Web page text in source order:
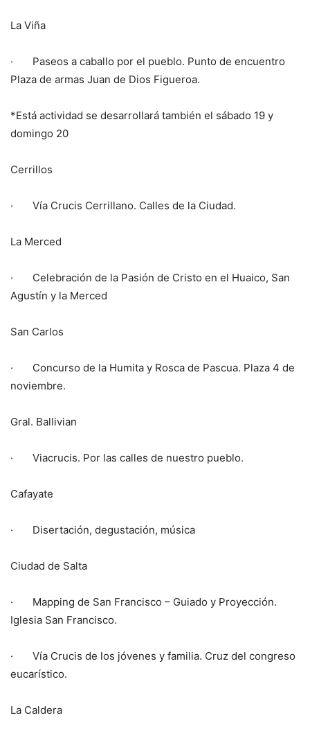
La Viña
· Paseos a caballo por el pueblo. Punto de encuentro
Plaza de armas Juan de Dios Figueroa.
*Está actividad se desarrollará también el sábado 19 y
domingo 20
Cerrillos
· Vía Crucis Cerrillano. Calles de la Ciudad.
La Merced
· Celebración de la Pasión de Cristo en el Huaico, San
Agustín y la Merced
San Carlos
· Concurso de la Humita y Rosca de Pascua. Plaza 4 de
noviembre.
Gral. Ballivian
· Viacrucis. Por las calles de nuestro pueblo.
Cafayate
· Disertación, degustación, música
Ciudad de Salta
· Mapping de San Francisco – Guiado y Proyección.
Iglesia San Francisco.
· Vía Crucis de los jóvenes y familia. Cruz del congreso
eucarístico.
La Caldera